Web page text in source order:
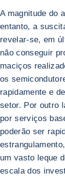
A magnitude do
entanto, a
revelar-se, em
não conseguir
maciços
os
rapidamente e
setor. Por outro
por serviços
poderão ser
um vasto leque
escala dos